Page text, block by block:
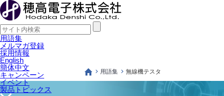
用語集
メルマガ登録
採用情報
English
簡体中文
キャンペーン
イベント
製品トピックス
用語集 無線機テスタ